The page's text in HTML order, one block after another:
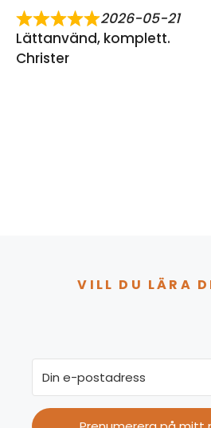
2026-05-21
Lättanvänd, komplett.
Christer
VILL DU LÄRA